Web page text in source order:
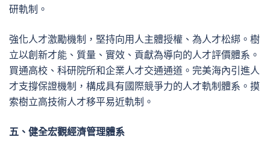
研軌制。
強化人才激勵機制，堅持向用人主體授權、為人才松綁。樹
立以創新才能、質量、實效、貢獻為導向的人才評價體系。
買通高校、科研院所和企業人才交通通道。完美海內引進人
才支撐保證機制，構成具有國際競爭力的人才軌制體系。摸
索樹立高技術人才移平易近軌制。
五、健全宏觀經濟管理體系